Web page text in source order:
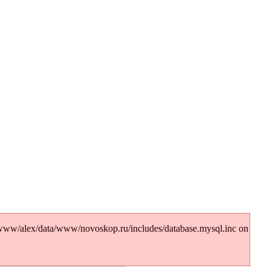
alex/data/www/novoskop.ru/includes/database.mysql.inc on